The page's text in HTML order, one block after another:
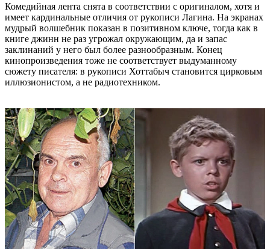
Комедийная лента снята в соответствии с оригиналом, хотя и
имеет кардинальные отличия от рукописи Лагина. На экранах
мудрый волшебник показан в позитивном ключе, тогда как в
книге джинн не раз угрожал окружающим, да и запас
заклинаний у него был более разнообразным. Конец
кинопроизведения тоже не соответствует выдуманному
сюжету писателя: в рукописи Хоттабыч становится цирковым
иллюзионистом, а не радиотехником.